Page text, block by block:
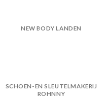
NEW BODY LANDEN
SCHOEN-EN SLEUTELMAKERIJ
ROHNNY